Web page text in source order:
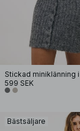
599 SEK
Bästsäljare